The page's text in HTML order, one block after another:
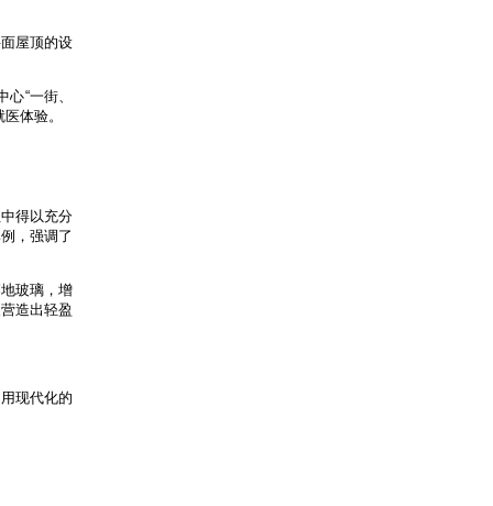
屋顶的设
“一街、
体验。
得以充分
，强调了
玻璃，增
造出轻盈
现代化的